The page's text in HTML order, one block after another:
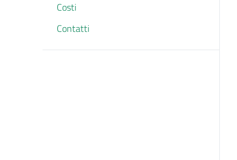
Costi
Contatti